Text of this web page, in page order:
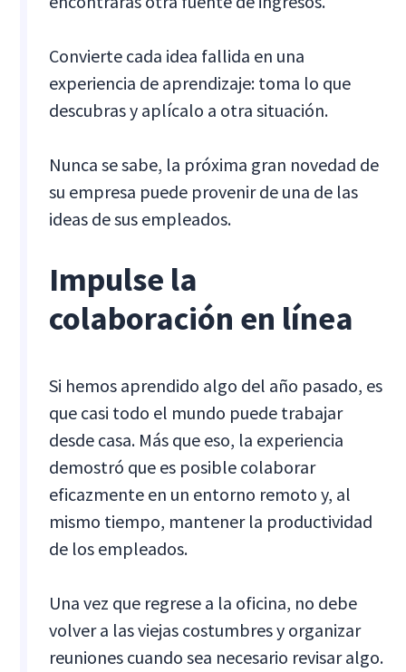
Convierte cada idea fallida en una
experiencia de aprendizaje: toma lo que
descubras y aplícalo a otra situación.
Nunca se sabe, la próxima gran novedad de
su empresa puede provenir de una de las
ideas de sus empleados.
Impulse la
colaboración en línea
Si hemos aprendido algo del año pasado, es
que casi todo el mundo puede trabajar
desde casa. Más que eso, la experiencia
demostró que es posible colaborar
eficazmente en un entorno remoto y, al
mismo tiempo, mantener la productividad
de los empleados.
Una vez que regrese a la oficina, no debe
volver a las viejas costumbres y organizar
reuniones cuando sea necesario revisar algo.